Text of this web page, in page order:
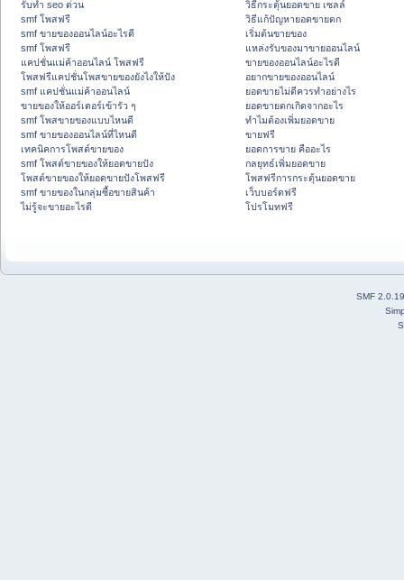
รับทำ seo ด่วน
smf โพสฟรี
smf ขายของออนไลน์อะไรดี
smf โพสฟรี
แคปชั่นแม่ค้าออนไลน์ โพสฟรี
โพสฟรีแคปชั่นโพสขายของยังไงให้ปัง
smf แคปชั่นแม่ค้าออนไลน์
ขายของให้ออร์เดอร์เข้ารัว ๆ
smf โพสขายของแบบไหนดี
smf ขายของออนไลน์ที่ไหนดี
เทคนิคการโพสต์ขายของ
smf โพสต์ขายของให้ยอดขายปัง
โพสต์ขายของให้ยอดขายปังโพสฟรี
smf ขายของในกลุ่มซื้อขายสินค้า
ไม่รู้จะขายอะไรดี
วิธีกระตุ้นยอดขาย เซลล์
วิธีแก้ปัญหายอดขายตก
เริ่มต้นขายของ
แหล่งรับของมาขายออนไลน์
ขายของออนไลน์อะไรดี
อยากขายของออนไลน์
ยอดขายไม่ดีควรทำอย่างไร
ยอดขายตกเกิดจากอะไร
ทำไมต้องเพิ่มยอดขาย
ขายฟรี
ยอดการขาย คืออะไร
กลยุทธ์เพิ่มยอดขาย
โพสฟรีการกระตุ้นยอดขาย
เว็บบอร์ดฟรี
โปรโมทฟรี
SMF 2.0.19